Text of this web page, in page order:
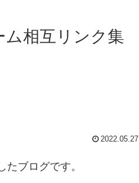
ム相互リンク集
2022.05.27
たブログです。